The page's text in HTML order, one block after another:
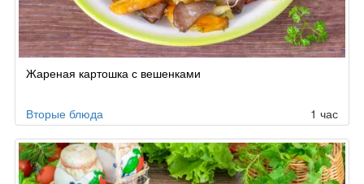
Жареная картошка с вешенками
Вторые блюда 1 час